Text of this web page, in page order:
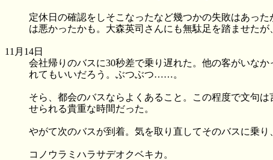
定休日の確認をしそこなったなど幾つかの失敗はあっ
は悪かったかも。大森英司さんにも無駄足を踏ませた
11月14日
会社帰りのバスに30秒差で乗り遅れた。他の客がいな
れてもいいだろう。ぶつぶつ……。
そら、都会のバスならよくあること。この程度で文句
せられる貴重な時間だった。
やがて次のバスが到着。気を取り直してそのバスに乗
コノウラミハラサデオクベキカ。